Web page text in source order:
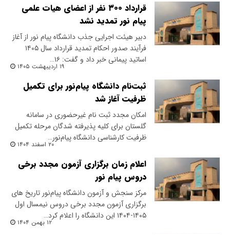
قرارداد ۳۰۰ نفر از اعضای هیات علمی
پیام نور تمدید نشد
دبیر هیئت اجرایی جذب دانشگاه پیام نور از آغاز
فرآیند صدور احکام تمدید قرارداد سال ۱۴۰۵
اساتید پیمانی خبر داد و گفت: ۱۶…
۱۹ اردیبهشت ۱۴۰۵
ثبت‌نام دانشگاه پیام‌نور برای تکمیل
ظرفیت آغاز شد
امکان مجدد ثبت نام غیرحضوری در سامانه
گلستان برای کلیه پذیرفته شدگان مرحله تکمیل
ظرفیت کارشناسی دانشگاه پیام‌نور…
۲۰ اسفند ۱۴۰۴
اعلام زمان برگزاری آزمون مجدد برخی
دروس پیام نور
مرکز سنجش و آزمون دانشگاه پیام‌نور تاریخ های
برگزاری آزمون مجدد برخی دروس نیمسال اول
۱۴۰۵-۱۴۰۴ این دانشگاه را اعلام کرد…
۱۲ بهمن ۱۴۰۴